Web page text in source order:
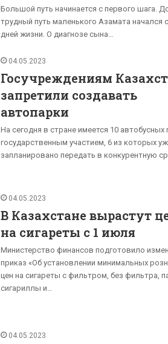
Большой путь начинается с первого шага.
трудный путь маленького Азамата начался
дней жизни. О диагнозе сына…
04.05.2023
Госучреждениям
запретили создавать
автопарки
На сегодня в стране имеется 10 автобусных
государственным участием, 6 из которых
запланировано передать в конкурентную
04.05.2023
В Казахстане вырастут
на сигареты с 1 июля
Министерство финансов подготовило
приказ «Об установлении минимальных
цен на сигареты с фильтром, без фильтра,
сигариллы и…
04.05.2023